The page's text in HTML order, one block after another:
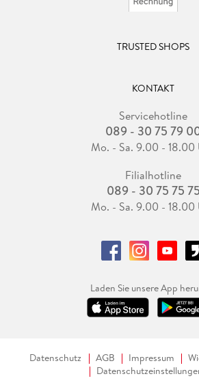
TRUSTED SHOPS
KONTAKT
Servicehotline
089 - 30 75 79
Mo. - Sa. 9.00 - 18.00
Filialhotline
089 - 30 75 75 75
Mo. - Sa. 9.00 - 18.00
Laden Sie unsere App
Datenschutz AGB Impressum